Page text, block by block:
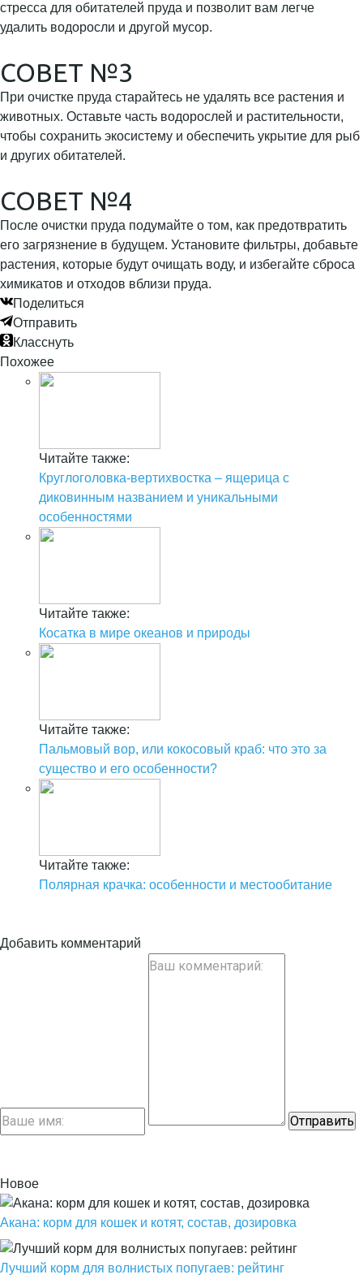
стресса для обитателей пруда и позволит вам легче
удалить водоросли и другой мусор.
СОВЕТ №3
При очистке пруда старайтесь не удалять все растения и
животных. Оставьте часть водорослей и растительности,
чтобы сохранить экосистему и обеспечить укрытие для рыб
и других обитателей.
СОВЕТ №4
После очистки пруда подумайте о том, как предотвратить
его загрязнение в будущем. Установите фильтры, добавьте
растения, которые будут очищать воду, и избегайте сброса
химикатов и отходов вблизи пруда.
Поделиться
Отправить
Класснуть
Похожее
Читайте также:
Круглоголовка-вертихвостка – ящерица с
диковинным названием и уникальными
особенностями
Читайте также:
Косатка в мире океанов и природы
Читайте также:
Пальмовый вор, или кокосовый краб: что это за
существо и его особенности?
Читайте также:
Полярная крачка: особенности и местообитание
Добавить комментарий
Новое
Акана: корм для кошек и котят, состав, дозировка
Лучший корм для волнистых попугаев: рейтинг